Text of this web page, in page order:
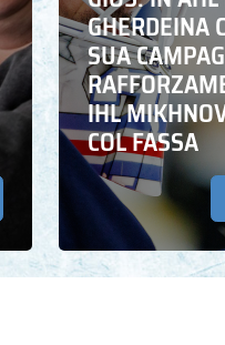
GHERDEINA
SUA
IHL
COL FASSA